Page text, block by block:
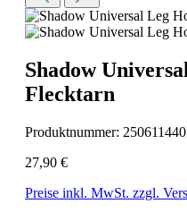
Shadow
Flecktarn
Produktnummer: 250611440
27,90 €
Preise inkl. MwSt. zzgl.